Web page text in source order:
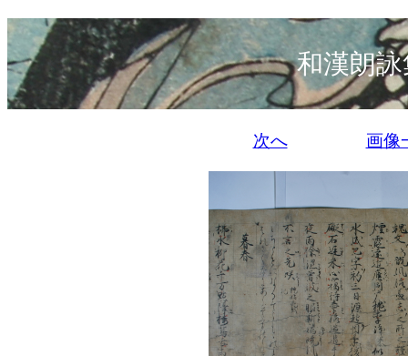
和漢朗
次へ 画像